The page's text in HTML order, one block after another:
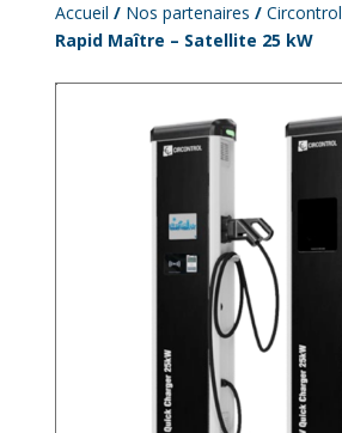
Accueil / Nos partenaires / Circontrol
Rapid Maître – Satellite 25 kW